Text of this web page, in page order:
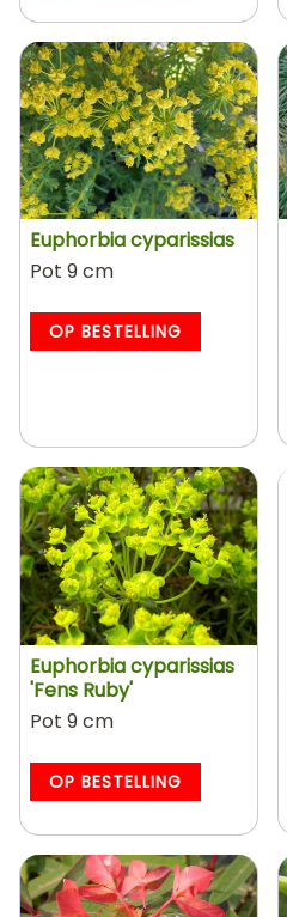
Euphorbia cyparissias
Pot 9 cm
OP BESTELLING
Euphorbia cyparissias
'Fens Ruby'
Pot 9 cm
OP BESTELLING